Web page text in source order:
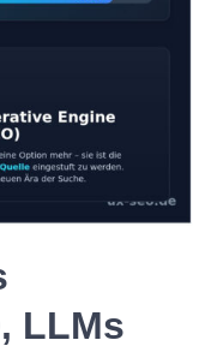
LLMs